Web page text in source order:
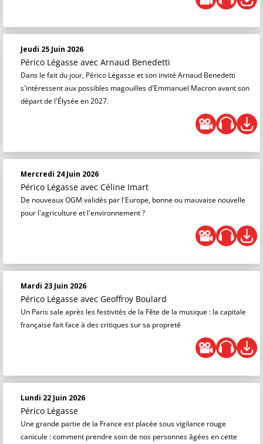
Jeudi 25 Juin 2026
Périco Légasse avec Arnaud Benedetti
Dans le fait du jour, Périco Légasse et son invité Arnaud Benedetti
s'intéressent aux possibles magouilles d'Emmanuel Macron avant son
départ de l'Élysée en 2027.
Mercredi 24 Juin 2026
Périco Légasse avec Céline Imart
De nouveaux OGM validés par l'Europe, bonne ou mauvaise nouvelle
pour l'agriculture et l'environnement ?
Mardi 23 Juin 2026
Périco Légasse avec Geoffroy Boulard
Un Paris sale après les festivités de la Fête de la musique : la capitale
française fait face à des critiques sur sa propreté
Lundi 22 Juin 2026
Périco Légasse
Une grande partie de la France est placée sous vigilance rouge
canicule : comment prendre soin de nos personnes âgées en cette